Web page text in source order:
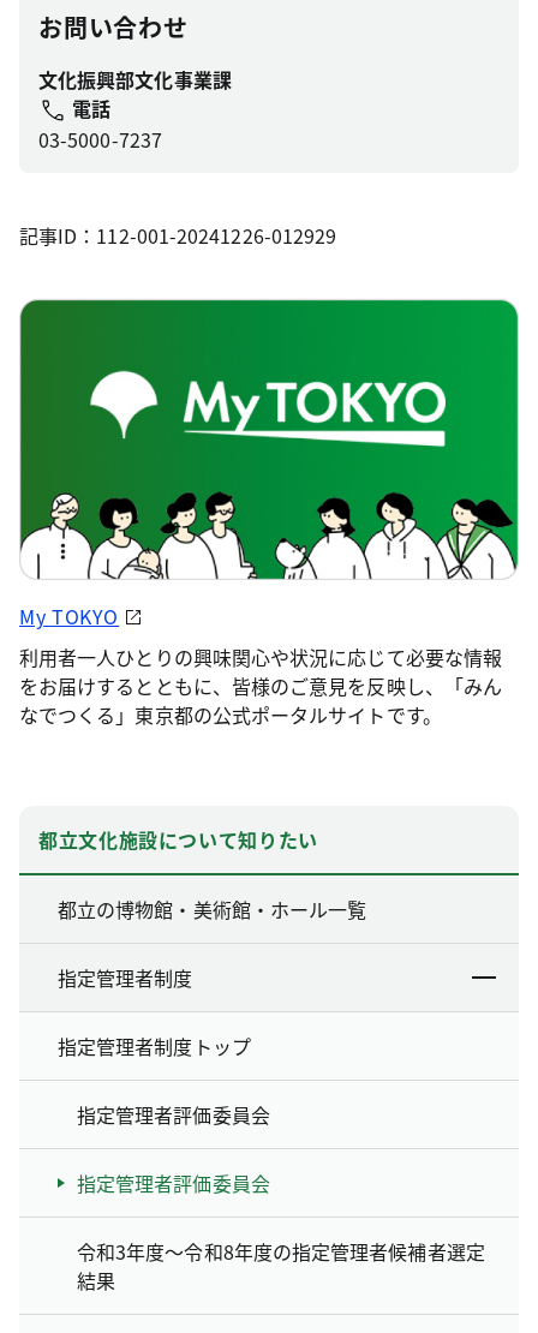
お問い合わせ
文化振興部文化事業課
電話
03-5000-7237
記事ID：112-001-20241226-012929
My TOKYO
利用者一人ひとりの興味関心や状況に応じて必要な情報
をお届けするとともに、皆様のご意見を反映し、「みん
なでつくる」東京都の公式ポータルサイトです。
都立文化施設について知りたい
都立の博物館・美術館・ホール一覧
指定管理者制度
指定管理者制度トップ
指定管理者評価委員会
指定管理者評価委員会
令和3年度～令和8年度の指定管理者候補者選定
結果